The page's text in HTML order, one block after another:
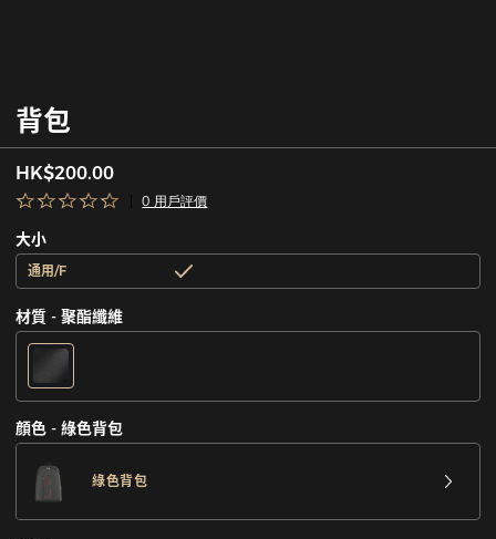
背包
HK$200.00
0 用戶評價
大小
通用/F
材質 - 聚酯纖維
顔色 - 綠色背包
綠色背包